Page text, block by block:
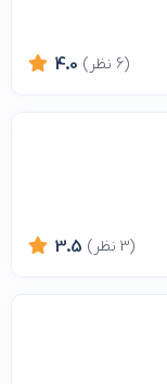
4.0 (6 نظر)
3.5 (3 نظر)